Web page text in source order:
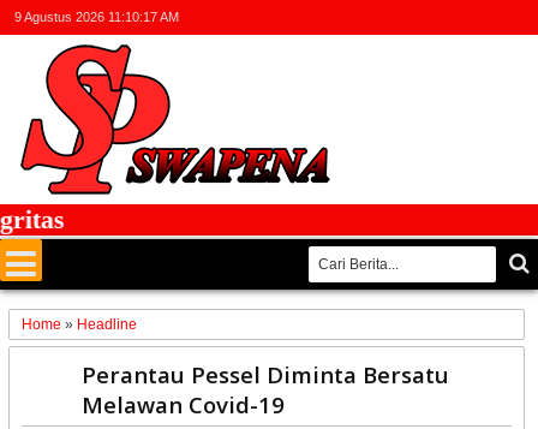
9 Agustus 2026 11:10:18 AM
Home » Headline
Perantau Pessel Diminta Bersatu
Melawan Covid-19